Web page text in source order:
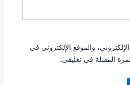
والموقع الإلكتروني في
المقبلة في تعليقي.